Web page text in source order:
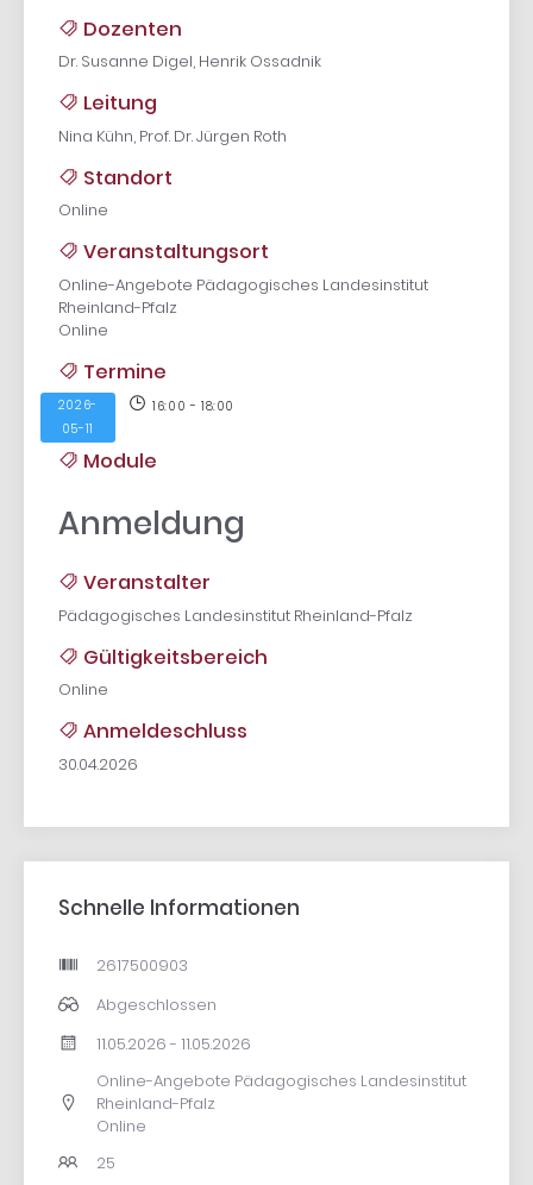
Dozenten
Dr. Susanne Digel, Henrik Ossadnik
Leitung
Nina Kühn, Prof. Dr. Jürgen Roth
Standort
Online
Veranstaltungsort
Online-Angebote Pädagogisches Landesinstitut
Rheinland-Pfalz
Online
Termine
2026-
05-11
16:00 - 18:00
Module
Anmeldung
Veranstalter
Pädagogisches Landesinstitut Rheinland-Pfalz
Gültigkeitsbereich
Online
Anmeldeschluss
30.04.2026
Schnelle Informationen
2617500903
Abgeschlossen
11.05.2026 - 11.05.2026
Online-Angebote Pädagogisches Landesinstitut
Rheinland-Pfalz
Online
25